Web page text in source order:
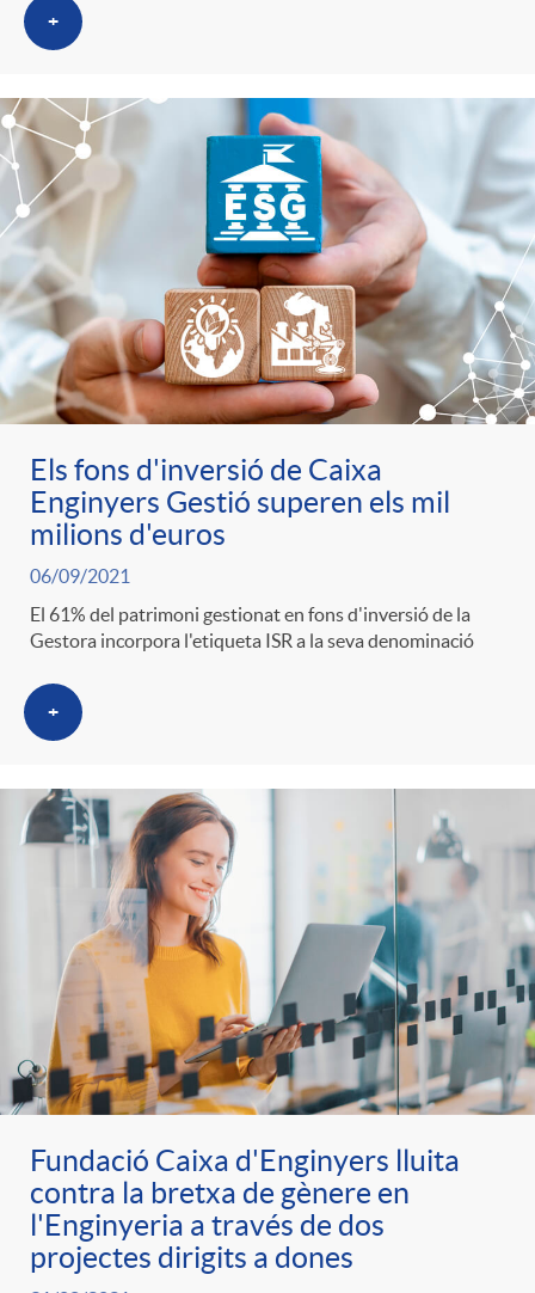
+
Els fons d'inversió de Caixa
Enginyers Gestió superen els mil
milions d'euros
06/09/2021
El 61% del patrimoni gestionat en fons d'inversió de la
Gestora incorpora l'etiqueta ISR a la seva denominació
+
Fundació Caixa d'Enginyers lluita
contra la bretxa de gènere en
l'Enginyeria a través de dos
projectes dirigits a dones